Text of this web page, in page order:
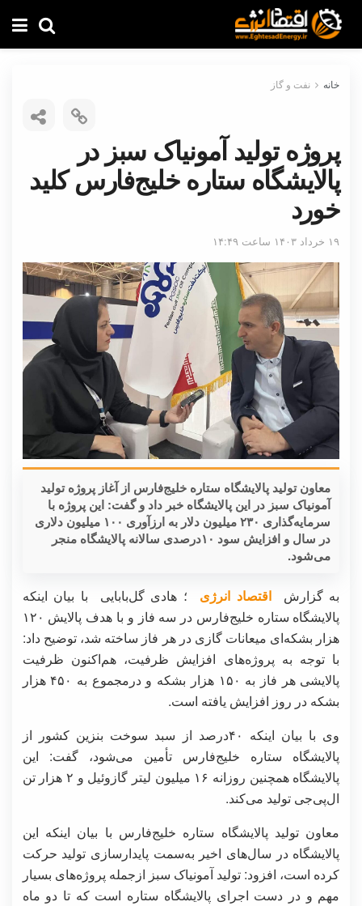
خانه نفت و گاز
پروژه تولید آمونیاک سبز در
پالایشگاه ستاره خلیج‌فارس کلید
خورد
۱۹ خرداد ۱۴۰۳ ساعت ۱۴:۴۹
معاون تولید پالایشگاه ستاره خلیج‌فارس از آغاز پروژه تولید
آمونیاک سبز در این پالایشگاه خبر داد و گفت: این پروژه با
سرمایه‌گذاری ۲۳۰ میلیون دلار به ارزآوری ۱۰۰ میلیون دلاری
در سال و افزایش سود ۱۰درصدی سالانه پالایشگاه منجر
می‌شود.
به گزارشاقتصاد انرژی ؛ هادی گل‌بابایی با بیان اینکه
پالایشگاه ستاره خلیج‌فارس در سه فاز و با هدف پالایش ۱۲۰
هزار بشکه‌ای میعانات گازی در هر فاز ساخته‌ شد، توضیح داد:
با توجه به پروژه‌های افزایش ظرفیت، هم‌اکنون ظرفیت
پالایشی هر فاز به ۱۵۰ هزار بشکه و درمجموع به ۴۵۰ هزار
بشکه در روز افزایش یافته است.
وی با بیان اینکه ۴۰درصد از سبد سوخت بنزین کشور از
پالایشگاه ستاره خلیج‌فارس تأمین می‌شود، گفت: این
پالایشگاه همچنین روزانه ۱۶ میلیون لیتر گازوئیل و ۲ هزار تن
ال‌پی‌جی تولید می‌کند.
معاون تولید پالایشگاه ستاره خلیج‌فارس با بیان اینکه این
پالایشگاه در سال‌های اخیر به‌سمت پایدارسازی تولید حرکت
کرده است، افزود: تولید آمونیاک سبز ازجمله پروژه‌های بسیار
مهم و در دست اجرای پالایشگاه ستاره است که تا دو ماه